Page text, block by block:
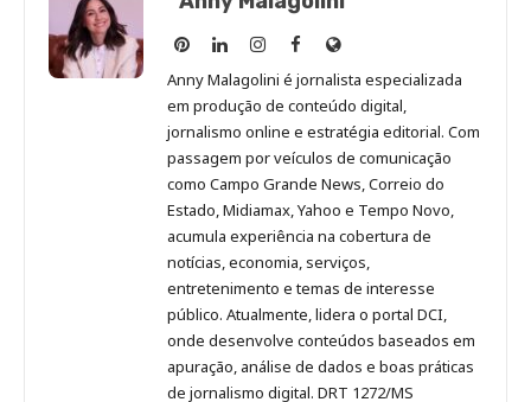
Anny
Malagolini
no
Pinterest
Anny
Malagolini
no
LinkedIn
Anny
Malagolini
no
Instagram
Anny
Malagolini
no
Facebook
Site
de
Anny
Malagolini
Anny Malagolini é jornalista especializada
em produção de conteúdo digital,
jornalismo online e estratégia editorial. Com
passagem por veículos de comunicação
como Campo Grande News, Correio do
Estado, Midiamax, Yahoo e Tempo Novo,
acumula experiência na cobertura de
notícias, economia, serviços,
entretenimento e temas de interesse
público. Atualmente, lidera o portal DCI,
onde desenvolve conteúdos baseados em
apuração, análise de dados e boas práticas
de jornalismo digital. DRT 1272/MS